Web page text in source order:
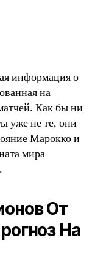
информация о
на
Как бы ни
уже не те, они
Марокко и
мира
От
На